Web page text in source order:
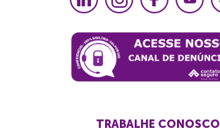
TRABALHE CONOSCO